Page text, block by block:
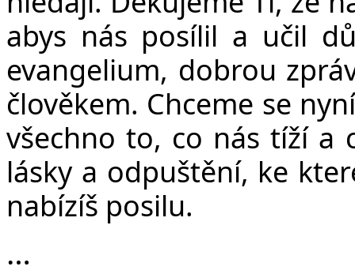
abys nás posílil a učil
evangelium, dobrou
člověkem. Chceme se
všechno to, co nás tíží a
lásky a odpuštění, ke
nabízíš posilu.
…